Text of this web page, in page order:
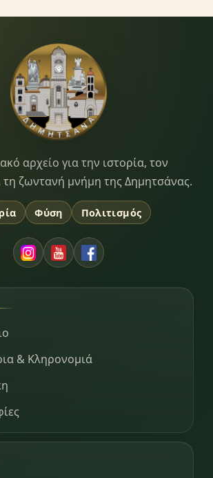
αρχείο για την ιστορία, τον
τη ζωντανή μνήμη της Δημητσάνας.
Φύση Πολιτισμός
& Κληρονομιά